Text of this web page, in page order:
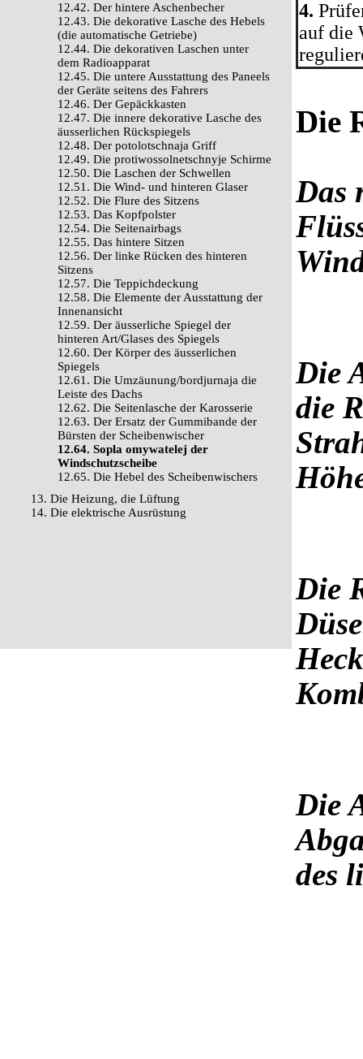
12.42. Der hintere Aschenbecher
12.43. Die dekorative Lasche des Hebels
(die automatische Getriebe)
12.44. Die dekorativen Laschen unter
dem Radioapparat
12.45. Die untere Ausstattung des Paneels
der Geräte seitens des Fahrers
12.46. Der Gepäckkasten
12.47. Die innere dekorative Lasche des
äusserlichen Rückspiegels
12.48. Der potolotschnaja Griff
12.49. Die protiwossolnetschnyje Schirme
12.50. Die Laschen der Schwellen
12.51. Die Wind- und hinteren Glaser
12.52. Die Flure des Sitzens
12.53. Das Kopfpolster
12.54. Die Seitenairbags
12.55. Das hintere Sitzen
12.56. Der linke Rücken des hinteren
Sitzens
12.57. Die Teppichdeckung
12.58. Die Elemente der Ausstattung der
Innenansicht
12.59. Der äusserliche Spiegel der
hinteren Art/Glases des Spiegels
12.60. Der Körper des äusserlichen
Spiegels
12.61. Die Umzäunung/bordjurnaja die
Leiste des Dachs
12.62. Die Seitenlasche der Karosserie
12.63. Der Ersatz der Gummibande der
Bürsten der Scheibenwischer
12.64. Sopla omywatelej der
Windschutzscheibe
12.65. Die Hebel des Scheibenwischers
13. Die Heizung, die Lüftung
14. Die elektrische Ausrüstung
4.
auf die
Die
Das
Die
die
Die
Die
des